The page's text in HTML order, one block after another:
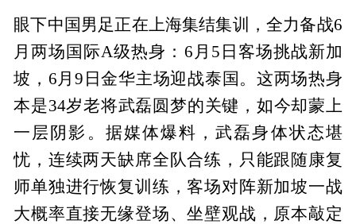
眼下中国男足正在上海集结集训，全力备战6
月两场国际A级热身：6月5日客场挑战新加
坡，6月9日金华主场迎战泰国。这两场热身
本是34岁老将武磊圆梦的关键，如今却蒙上
一层阴影。据媒体爆料，武磊身体状态堪
忧，连续两天缺席全队合练，只能跟随康复
师单独进行恢复训练，客场对阵新加坡一战
大概率直接无缘登场、坐壁观战，原本敲定